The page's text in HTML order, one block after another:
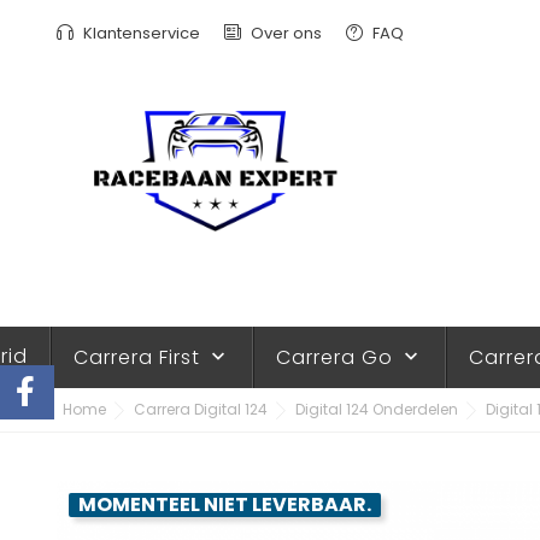
Klantenservice Over ons FAQ
Carrera First keyboard_arrow_down Carrera Go keyboard_arrow_down
Home Carrera Digital 124 Digital 124 Onderdelen Digital
MOMENTEEL NIET LEVERBAAR.